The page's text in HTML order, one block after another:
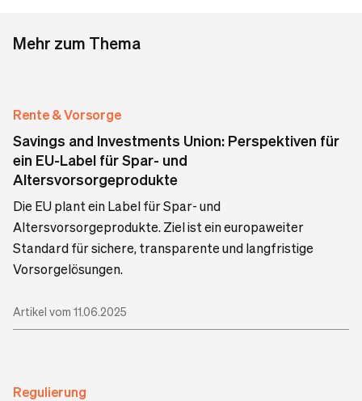
Mehr zum Thema
Rente & Vorsorge
Savings and Investments Union: Perspektiven für
ein EU-Label für Spar- und
Altersvorsorgeprodukte
Die EU plant ein Label für Spar- und
Altersvorsorgeprodukte. Ziel ist ein europaweiter
Standard für sichere, transparente und langfristige
Vorsorgelösungen.
Artikel vom 11.06.2025
Regulierung